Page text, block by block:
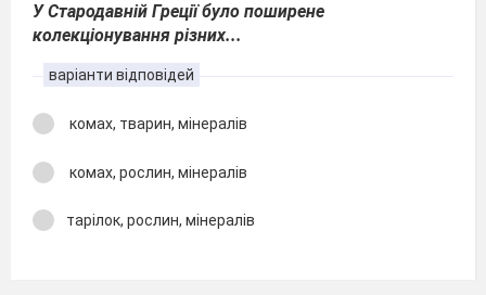
У Стародавній Греції було поширене
колекціонування різних...
варіанти відповідей
комах, тварин, мінералів
комах, рослин, мінералів
тарілок, рослин, мінералів